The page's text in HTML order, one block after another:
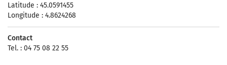
Latitude : 45.0591455
Longitude : 4.8624268
Contact
Tel. : 04 75 08 22 55